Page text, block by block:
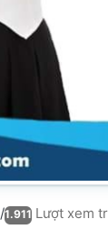
/1.911 Lượt xem